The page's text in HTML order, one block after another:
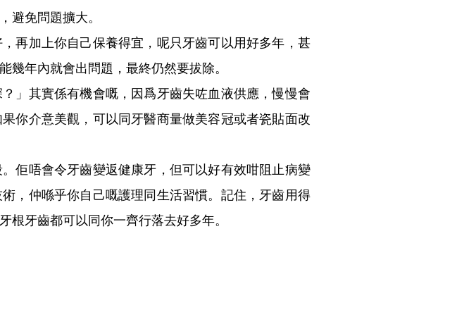
避免問題擴大。
加上你自己保養得宜，呢只牙齒可以用好多年，甚
幾年內就會出問題，最終仍然要拔除。
其實係有機會嘅，因爲牙齒失咗血液供應，慢慢會
你介意美觀，可以同牙醫商量做美容冠或者瓷貼面改
唔會令牙齒變返健康牙，但可以好有效咁阻止病變
，仲喺乎你自己嘅護理同生活習慣。記住，牙齒用得
根牙齒都可以同你一齊行落去好多年。